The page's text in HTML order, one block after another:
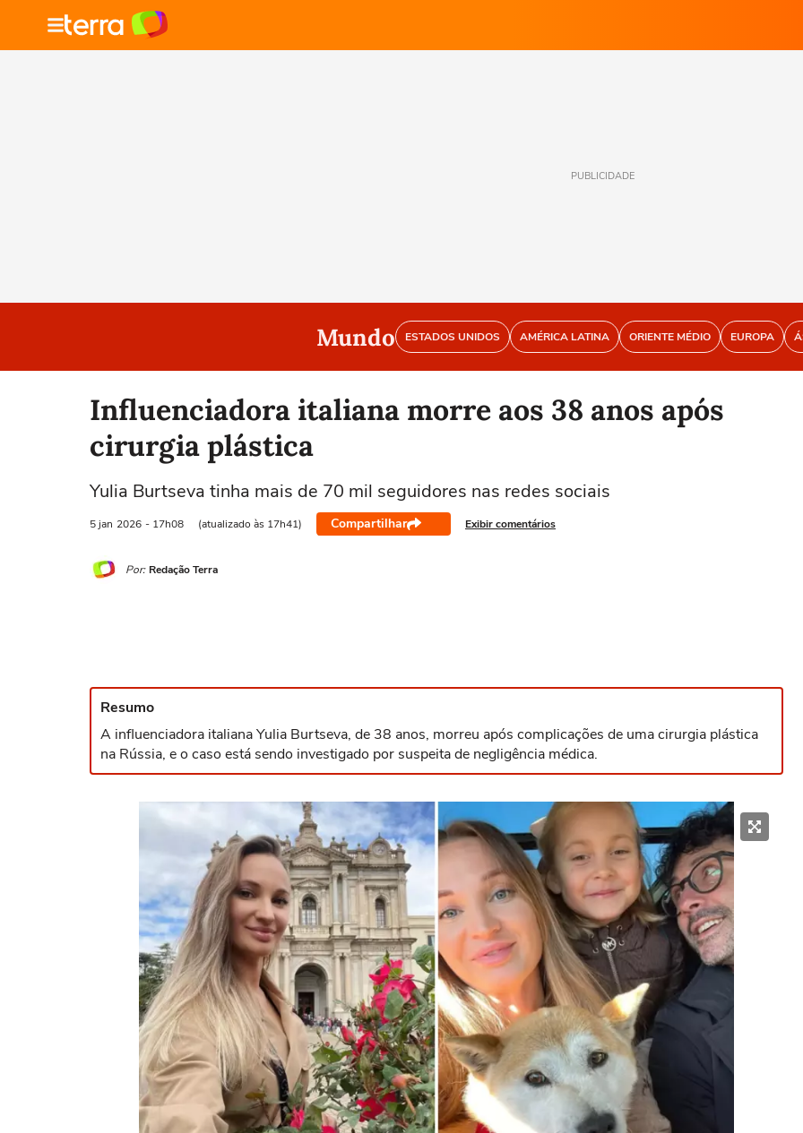
PUBLICIDADE
Mundo ESTADOS UNIDOS AMÉRICA LATINA ORIENTE MÉDIO EUROPA
Influenciadora italiana morre aos 38 anos após
cirurgia plástica
Yulia Burtseva tinha mais de 70 mil seguidores nas redes sociais
5 jan 2026 - 17h08 (atualizado às 17h41) Compartilhar Exibir comentários
Por: Redação Terra
Resumo
A influenciadora italiana Yulia Burtseva, de 38 anos, morreu após complicações de uma cirurgia plástica
na Rússia, e o caso está sendo investigado por suspeita de negligência médica.